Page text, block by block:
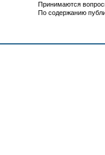
Принимаются
По содержанию